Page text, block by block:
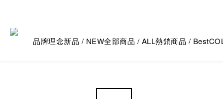
品牌理念新品 / NEW全部商品 / ALL熱銷商品 / Best